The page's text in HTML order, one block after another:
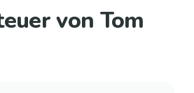
von Tom